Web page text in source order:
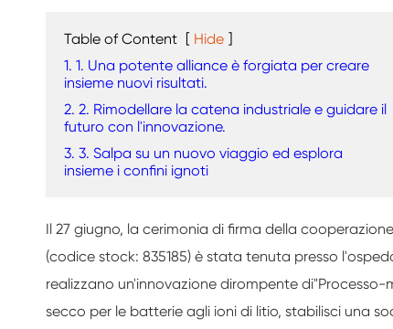
Table of Content [ Hide ]
1. 1. Una potente alliance è forgiata per creare
insieme nuovi risultati.
2. 2. Rimodellare la catena industriale e guidare il
futuro con l'innovazione.
3. 3. Salpa su un nuovo viaggio ed esplora
insieme i confini ignoti
Il 27 giugno, la cerimonia di firma della
(codice stock: 835185) è stata tenuta presso
realizzano un'innovazione dirompente di"Processo-
secco per le batterie agli ioni di litio, stabilisci una